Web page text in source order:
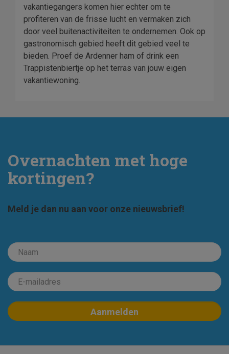
vakantiegangers komen hier echter om te
profiteren van de frisse lucht en vermaken zich
door veel buitenactiviteiten te ondernemen. Ook op
gastronomisch gebied heeft dit gebied veel te
bieden. Proef de Ardenner ham of drink een
Trappistenbiertje op het terras van jouw eigen
vakantiewoning.
Overnachten met hoge
kortingen?
Meld je dan nu aan voor onze nieuwsbrief!